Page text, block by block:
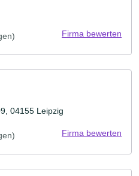
Firma bewerten
04155 Leipzig
Firma bewerten